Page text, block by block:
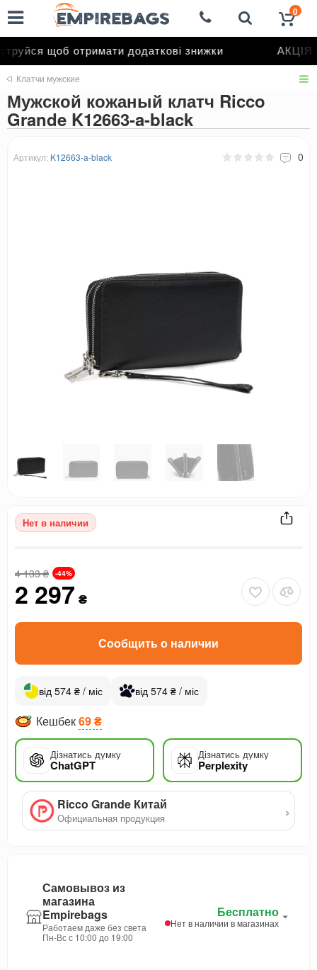
щоб отримати додаткові знижки АКЦІЯ
0
Клатчи мужские
Мужской кожаный клатч Ricco
Grande K12663-a-black
Артикул: K12663-a-black 0
Нет в наличии
4 133₴ -44%
2 297 ₴
Сообщить о наличии
від 574 ₴ / міс від 574 ₴ / міс
Кешбек69 ₴
Дізнатись думку
ChatGPT
Дізнатись думку
Perplexity
Ricco Grande Китай
Официальная продукция ›
Самовывоз из
магазина
Empirebags
Работаем даже без света
Пн-Вс с 10:00 до 19:00
Бесплатно
Нет в наличии в магазинах